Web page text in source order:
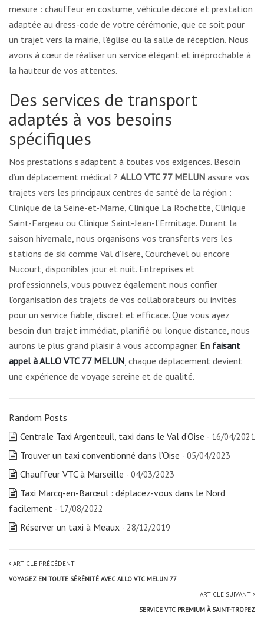
mesure : chauffeur en costume, véhicule décoré et prestation
adaptée au dress-code de votre cérémonie, que ce soit pour
un trajet vers la mairie, l’église ou la salle de réception. Nous
avons à cœur de réaliser un service élégant et irréprochable à
la hauteur de vos attentes.
Des services de transport
adaptés à vos besoins
spécifiques
Nos prestations s’adaptent à toutes vos exigences. Besoin
d’un déplacement médical ? ALLO VTC 77 MELUN assure vos
trajets vers les principaux centres de santé de la région :
Clinique de la Seine-et-Marne, Clinique La Rochette, Clinique
Saint-Fargeau ou Clinique Saint-Jean-l’Ermitage. Durant la
saison hivernale, nous organisons vos transferts vers les
stations de ski comme Val d’Isère, Courchevel ou encore
Nucourt, disponibles jour et nuit. Entreprises et
professionnels, vous pouvez également nous confier
l’organisation des trajets de vos collaborateurs ou invités
pour un service fiable, discret et efficace. Que vous ayez
besoin d’un trajet immédiat, planifié ou longue distance, nous
aurons le plus grand plaisir à vous accompagner. En faisant
appel à ALLO VTC 77 MELUN, chaque déplacement devient
une expérience de voyage sereine et de qualité.
Random Posts
Centrale Taxi Argenteuil, taxi dans le Val d’Oise - 16/04/2021
Trouver un taxi conventionné dans l’Oise - 05/04/2023
Chauffeur VTC à Marseille - 04/03/2023
Taxi Marcq-en-Barœul : déplacez-vous dans le Nord
facilement - 17/08/2022
Réserver un taxi à Meaux - 28/12/2019
ARTICLE PRÉCÉDENT
VOYAGEZ EN TOUTE SÉRÉNITÉ AVEC ALLO VTC MELUN 77
ARTICLE SUIVANT
SERVICE VTC PREMIUM À SAINT-TROPEZ